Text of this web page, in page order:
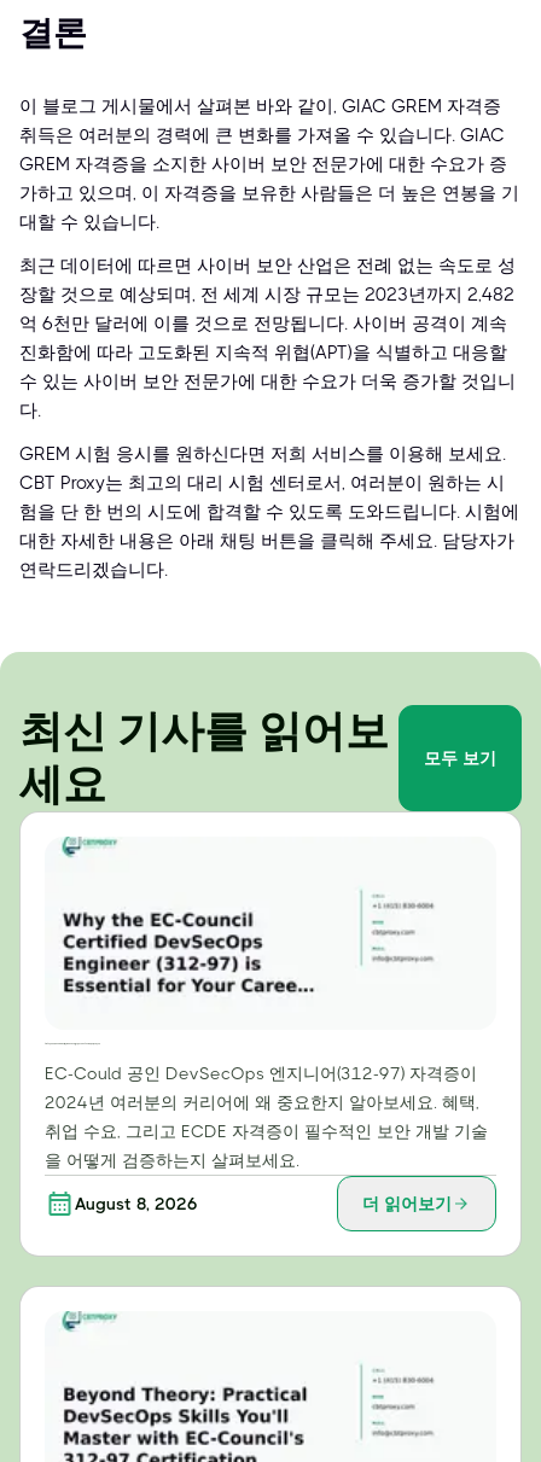
결론
이 블로그 게시물에서 살펴본 바와 같이, GIAC GREM 자격증
취득은 여러분의 경력에 큰 변화를 가져올 수 있습니다. GIAC
GREM 자격증을 소지한 사이버 보안 전문가에 대한 수요가 증
가하고 있으며, 이 자격증을 보유한 사람들은 더 높은 연봉을 기
대할 수 있습니다.
최근 데이터에 따르면 사이버 보안 산업은 전례 없는 속도로 성
장할 것으로 예상되며, 전 세계 시장 규모는 2023년까지 2,482
억 6천만 달러에 이를 것으로 전망됩니다. 사이버 공격이 계속
진화함에 따라 고도화된 지속적 위협(APT)을 식별하고 대응할
수 있는 사이버 보안 전문가에 대한 수요가 더욱 증가할 것입니
다.
GREM 시험 응시를 원하신다면 저희 서비스를 이용해 보세요.
CBT Proxy는 최고의 대리 시험 센터로서, 여러분이 원하는 시
험을 단 한 번의 시도에 합격할 수 있도록 도와드립니다. 시험에
대한 자세한 내용은 아래 채팅 버튼을 클릭해 주세요. 담당자가
연락드리겠습니다.
최신 기사를 읽어보
세요
모두 보기
EC-Could 공인 DevSecOps 엔지니어(312-97) 자격증이
2024년 여러분의 커리어에 왜 중요한지 알아보세요. 혜택,
취업 수요, 그리고 ECDE 자격증이 필수적인 보안 개발 기술
을 어떻게 검증하는지 살펴보세요.
August 8, 2026 더 읽어보기